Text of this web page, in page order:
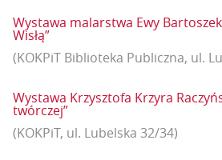
Wystawa malarstwa Ewy
Wisłą”
(KOKPiT Biblioteka Publiczna, ul.
Wystawa Krzysztofa Krzyra
twórczej”
(KOKPiT, ul. Lubelska 32/34)